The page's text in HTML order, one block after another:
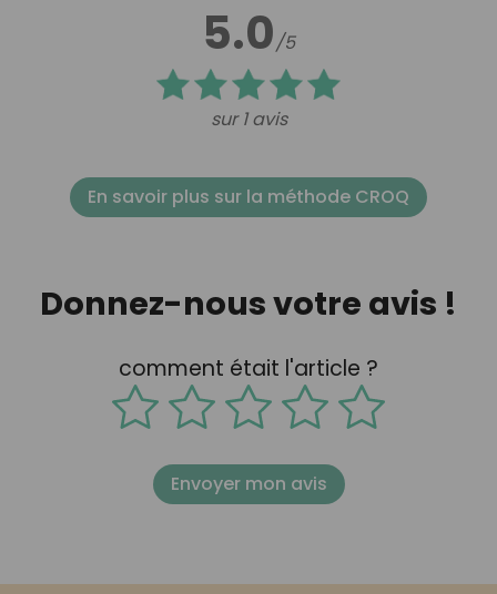
5.0/5
sur 1 avis
En savoir plus sur la méthode CROQ
Donnez-nous votre avis !
comment était l'article ?
Envoyer mon avis